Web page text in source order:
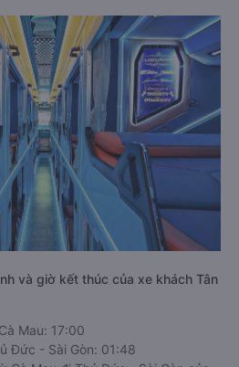
và giờ kết thúc của xe khách Tân
Mau: 17:00
Đức - Sài Gòn: 01:48